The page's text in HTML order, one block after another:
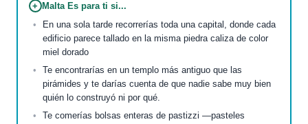
+ Malta Es para ti si...
En una sola tarde recorrerías toda una capital, donde cada
edificio parece tallado en la misma piedra caliza de color
miel dorado
Te encontrarías en un templo más antiguo que las
pirámides y te darías cuenta de que nadie sabe muy bien
quién lo construyó ni por qué.
Te comerías bolsas enteras de pastizzi —pasteles